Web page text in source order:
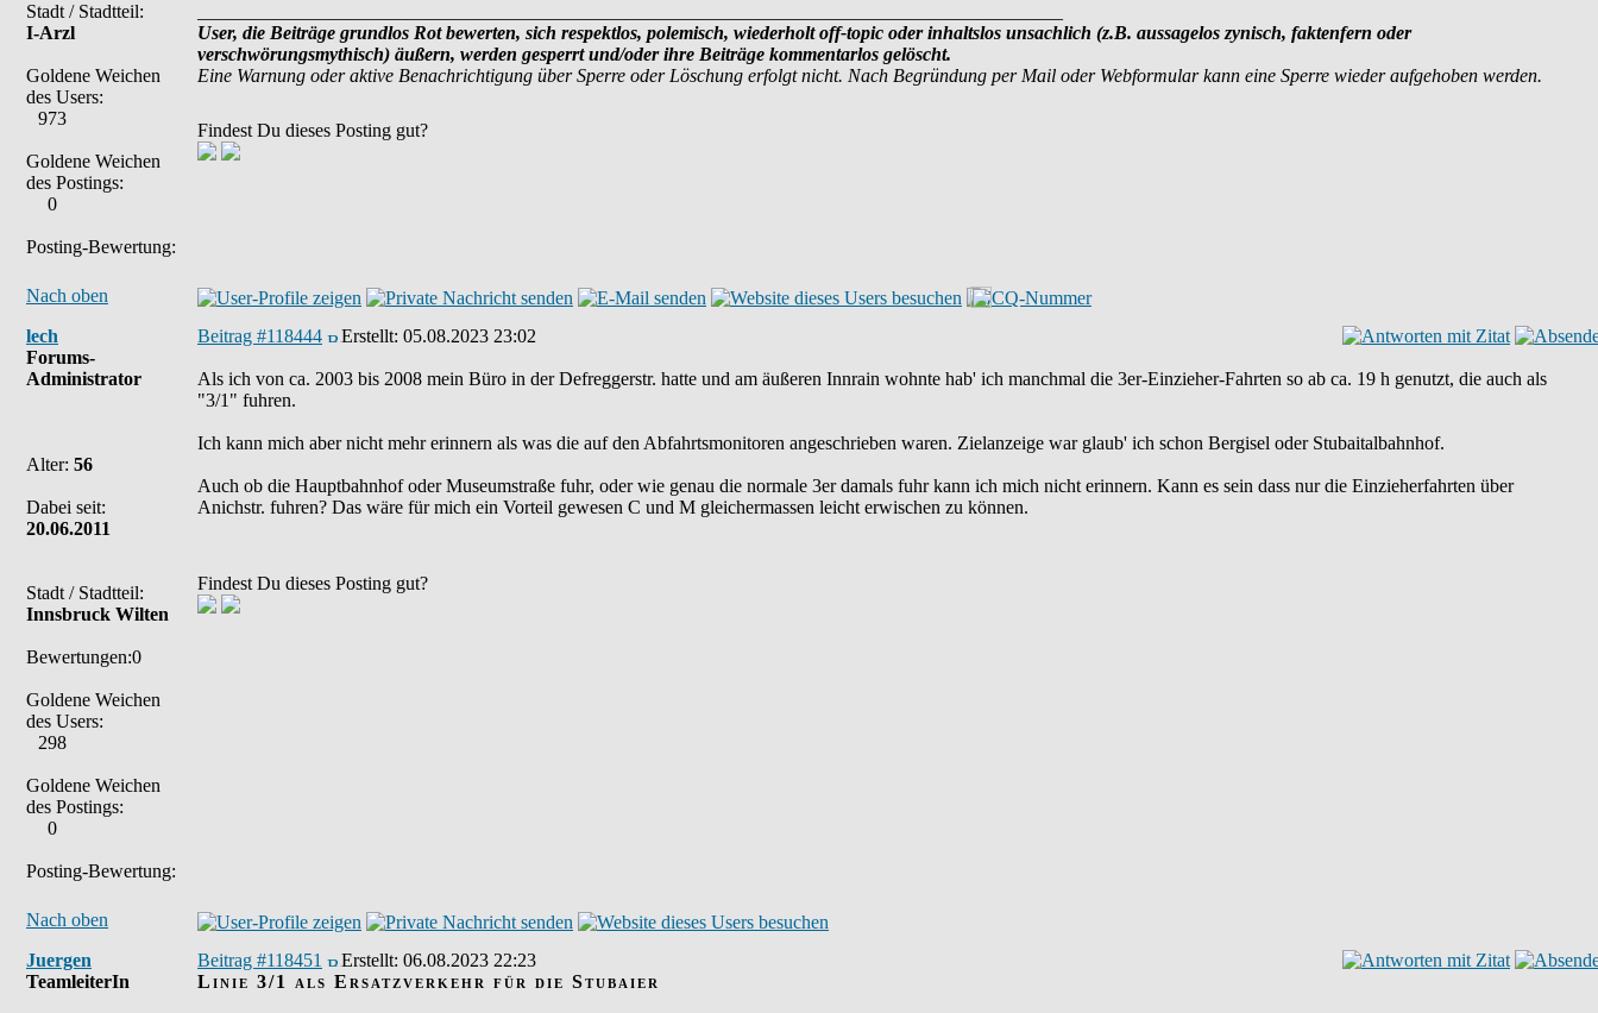
Stadt / Stadtteil:
I-Arzl
Goldene Weichen
des Users:
973
Goldene Weichen
des Postings:
0
Posting-Bewertung:
User, die Beiträge grundlos Rot bewerten, sich respektlos, polemisch, wiederholt off-topic oder inhaltslos unsachlich (z.B. aussagelos zynisch, faktenfern oder
verschwörungsmythisch) äußern, werden gesperrt und/oder ihre Beiträge kommentarlos gelöscht.
Eine Warnung oder aktive Benachrichtigung über Sperre oder Löschung erfolgt nicht. Nach Begründung per Mail oder Webformular kann eine Sperre wieder aufgehoben werden.
Findest Du dieses Posting gut?
Nach oben
lech
Forums-
Administrator
Alter: 56
Dabei seit:
20.06.2011
Stadt / Stadtteil:
Innsbruck Wilten
Bewertungen:0
Goldene Weichen
des Users:
298
Goldene Weichen
des Postings:
0
Posting-Bewertung:
Beitrag #118444 Erstellt: 05.08.2023 23:02
Als ich von ca. 2003 bis 2008 mein Büro in der Defreggerstr. hatte und am äußeren Innrain wohnte hab' ich manchmal die 3er-Einzieher-Fahrten so ab ca. 19 h genutzt, die auch als
"3/1" fuhren.
Ich kann mich aber nicht mehr erinnern als was die auf den Abfahrtsmonitoren angeschrieben waren. Zielanzeige war glaub' ich schon Bergisel oder Stubaitalbahnhof.
Auch ob die Hauptbahnhof oder Museumstraße fuhr, oder wie genau die normale 3er damals fuhr kann ich mich nicht erinnern. Kann es sein dass nur die Einzieherfahrten über
Anichstr. fuhren? Das wäre für mich ein Vorteil gewesen C und M gleichermassen leicht erwischen zu können.
Findest Du dieses Posting gut?
Nach oben
Juergen
TeamleiterIn
Beitrag #118451 Erstellt: 06.08.2023 22:23
Linie 3/1 als Ersatzverkehr für die Stubaier